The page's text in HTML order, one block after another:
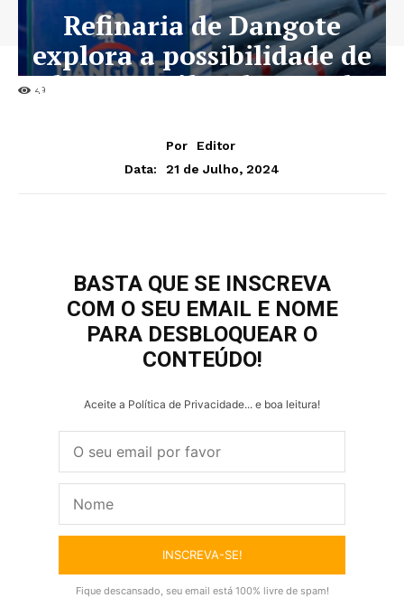
49
Refinaria de Dangote
explora a possibilidade de
obter petróleo de Angola
Por
Editor
Data:
21 de Julho, 2024
BASTA QUE SE INSCREVA
COM O SEU EMAIL E NOME
PARA DESBLOQUEAR O
CONTEÚDO!
Aceite a Política de Privacidade... e boa leitura!
INSCREVA-SE!
Fique descansado, seu email está 100% livre de spam!